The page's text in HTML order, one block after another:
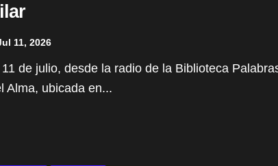
11, 2026
Alma, ubicada en...